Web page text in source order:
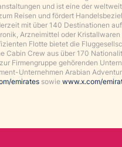
und ist eine der
Reisen und fördert
mit über 140 Destinationen
Arzneimittel oder
Flotte bietet die
Cabin Crew aus über 170
Firmengruppe gehörenden
Unternehmen Arabian
emirates sowie www.x.com/